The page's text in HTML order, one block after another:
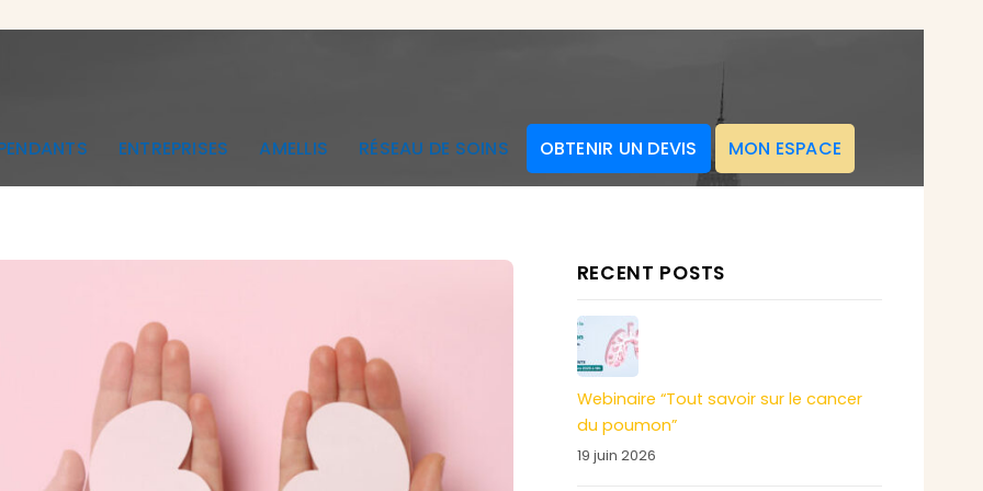
ENTREPRISES AMELLIS RÉSEAU DE SOINS OBTENIR UN DEVIS MON ESPACE
RECENT POSTS
Webinaire “Tout savoir sur le cancer
du poumon”
19 juin 2026